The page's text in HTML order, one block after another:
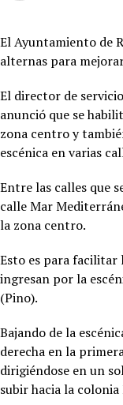
El Ayuntamiento de
alternas para
El director de
anunció que se
zona centro y
escénica en varias
Entre las calles que
calle Mar
la zona centro.
Esto es para facilitar
ingresan por la
(Pino).
Bajando de la
derecha en la
dirigiéndose en un
subir hacia la